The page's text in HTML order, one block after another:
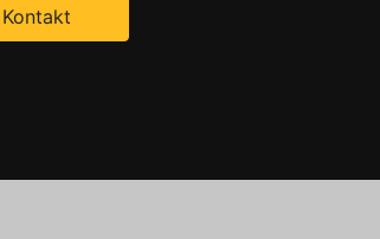
Kontakt